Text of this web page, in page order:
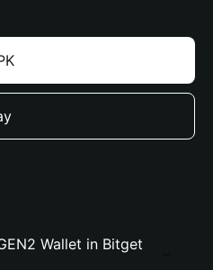
Wallet in Bitget